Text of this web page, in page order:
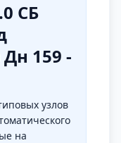
СБ
159 -
узлов
на